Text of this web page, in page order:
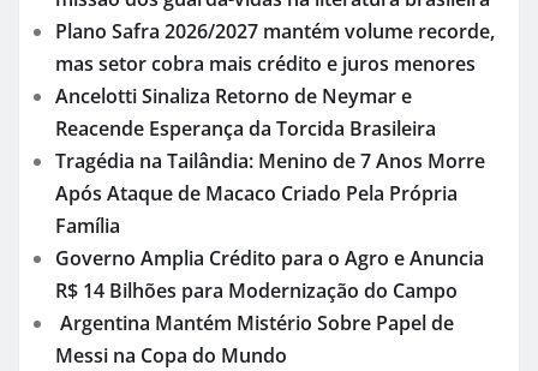
Banda Imagem celebra 35 anos com Makéna à
frente dos vocais
Como montar um negócio de marmitas: guia
completo para vender comida caseira
Como começar uma criação de galinhas caipiras:
guia completo para pequenos produtores
Harry Kane brilha, supera marca histórica de
Pelé e entra na disputa pela artilharia da Copa do
Mundo
Muito além dos resgates: Paulo Antônio de
Azevedo eterniza a coragem, a humanidade e a